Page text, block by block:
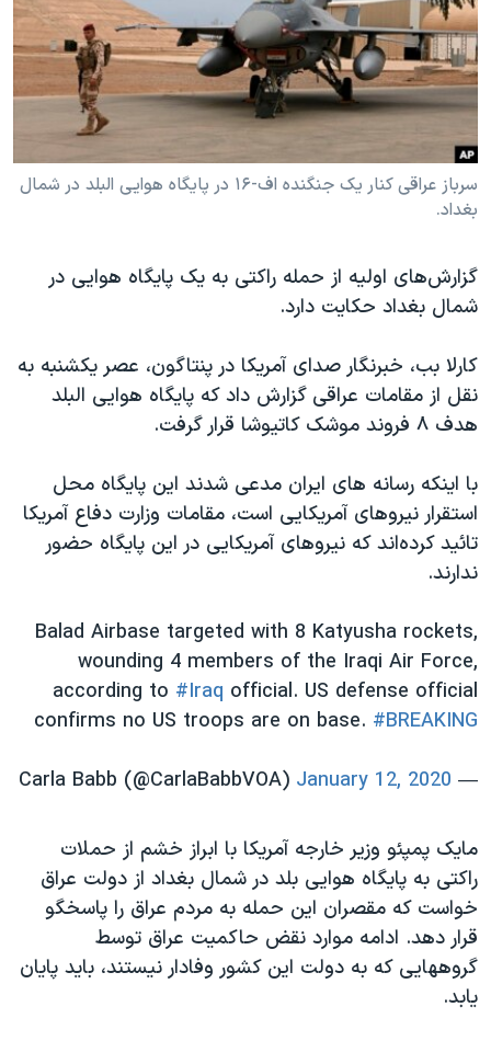
فرهنگ و زندگی
حقوق شهروندی
اقتصادی
اسرائیل در جنگ
گالری عکس
مستندها
انتخابات ریاست جمهوری آمریکا ۲۰۲۴
حمله جمهوری اسلامی به اسرائیل
ورزش زنان در ایران
اعتراضات زن، زندگی، آزادی
تریبونال مردمی آبان ۹۸
چهل سال گروگان‌گیری
قانون شفافیت دارائی کادر رهبری ایران
اسرائیل در جنگ
نرگس محمدی برنده جایزه نوبل صلح
همایش محافظه‌کاران آمریکا «سی‌پک»
سفر پرزیدنت ترامپ به چین
دنبال کنید
زبانهای مختلف
سرباز عراقی کنار یک جنگنده اف-۱۶ در پایگاه هوایی البلد در شمال
بغداد.
گزارش‌های اولیه از حمله راکتی به یک پایگاه هوایی در
شمال بغداد حکایت دارد.
کارلا بب، خبرنگار صدای آمریکا در پنتاگون، عصر یکشنبه به
نقل از مقامات عراقی گزارش داد که پایگاه هوایی البلد
هدف ۸ فروند موشک کاتیوشا قرار گرفت.
با اینکه رسانه های ایران مدعی شدند این پایگاه محل
استقرار نیروهای آمریکایی است، مقامات وزارت دفاع آمریکا
تائید کرده‌اند که نیروهای آمریکایی در این پایگاه حضور
ندارند.
Balad Airbase targeted with 8 Katyusha rockets,
wounding 4 members of the Iraqi Air Force,
according to #Iraq official. US defense official
confirms no US troops are on base. #BREAKING
— Carla Babb (@CarlaBabbVOA)
January 12, 2020
مایک پمپئو وزیر خارجه آمریکا با ابراز خشم از حملات
راکتی به پایگاه هوایی بلد در شمال بغداد از دولت عراق
خواست که مقصران این حمله به مردم عراق را پاسخگو
قرار دهد. ادامه موارد نقض حاکمیت عراق توسط
گروههایی که به دولت این کشور وفادار نیستند، باید پایان
یابد.